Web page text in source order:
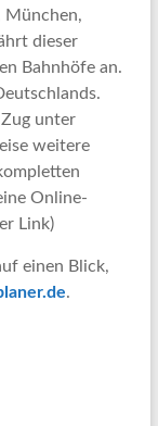
München,
dieser
Bahnhöfe an.
unter
weitere
Online-
Link)
einen Blick,
.